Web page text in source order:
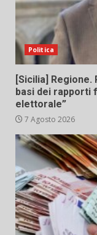
Politica
[Sicilia]
basi dei rapporti
elettorale”
7 Agosto 2026